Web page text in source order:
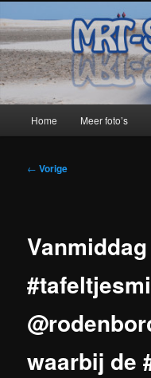
naar
de
primaire
inhoudMRT-Soft
Home Meer foto’s
Bericht
← Vorige
waarbij de